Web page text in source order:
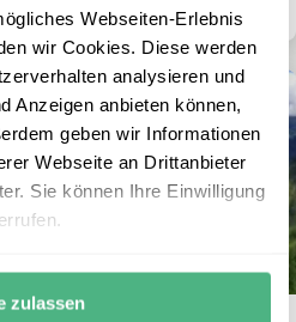
Webseiten-Erlebnis
wir Cookies. Diese werden
analysieren und
Anzeigen anbieten können,
geben wir Informationen
Webseite an Drittanbieter
Sie können Ihre Einwilligung
zulassen